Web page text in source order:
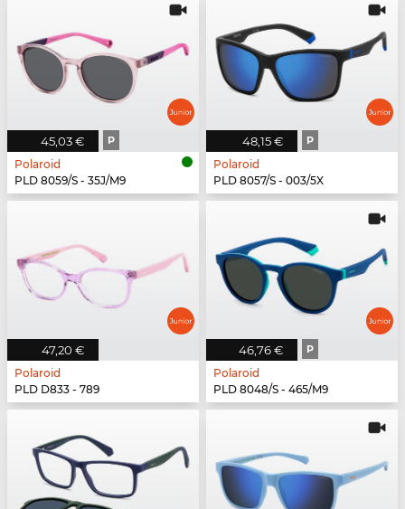
45,03 € P
Polaroid
PLD 8059/S - 35J/M9
48,15 € P
Polaroid
PLD 8057/S - 003/5X
47,20 €
Polaroid
PLD D833 - 789
46,76 € P
Polaroid
PLD 8048/S - 465/M9